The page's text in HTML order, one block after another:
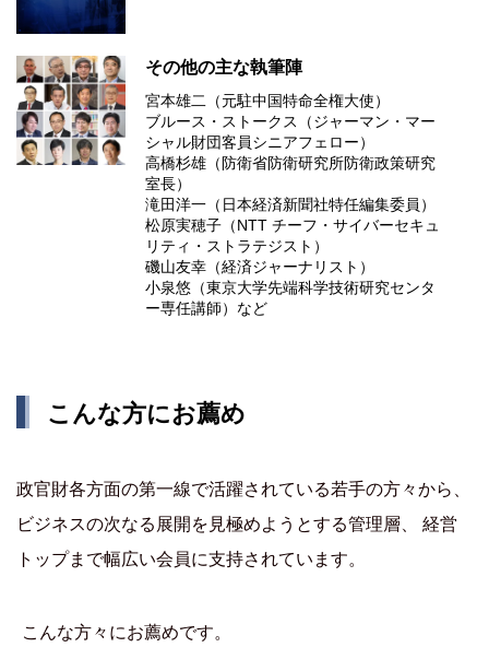
その他の主な執筆陣
宮本雄二（元駐中国特命全権大使）
ブルース・ストークス（ジャーマン・マー
シャル財団客員シニアフェロー）
高橋杉雄（防衛省防衛研究所防衛政策研究
室長）
滝田洋一（日本経済新聞社特任編集委員）
松原実穂子（NTT チーフ・サイバーセキュ
リティ・ストラテジスト）
磯山友幸（経済ジャーナリスト）
小泉悠（東京大学先端科学技術研究センタ
ー専任講師）など
こんな方にお薦め
政官財各方面の第一線で活躍されている若手の方々から、
ビジネスの次なる展開を見極めようとする管理層、 経営
トップまで幅広い会員に支持されています。
こんな方々にお薦めです。